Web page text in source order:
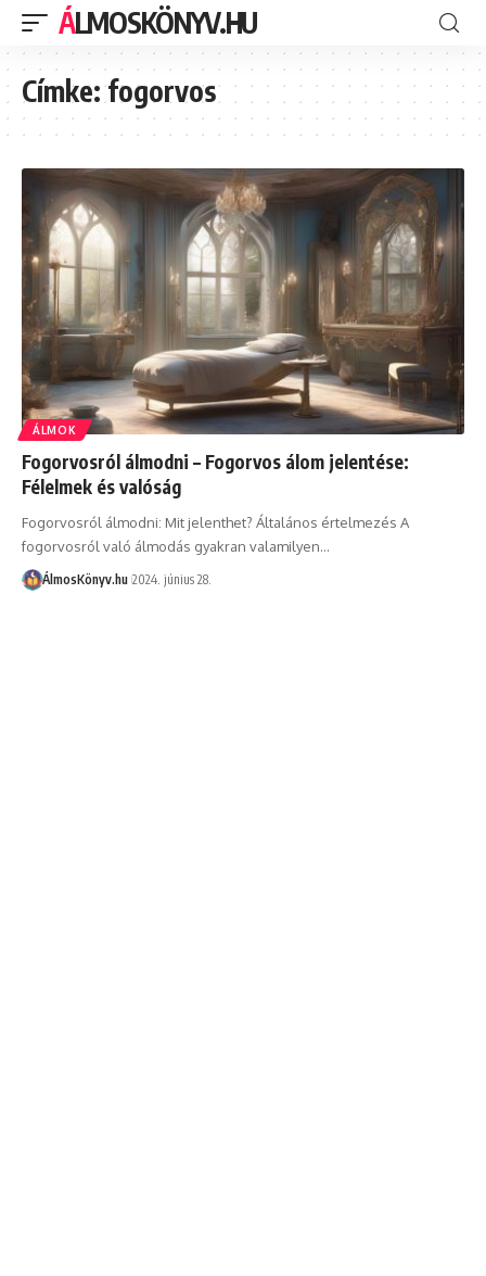
ÁLMOSKÖNYV.HU
Címke:fogorvos
ÁLMOK
Fogorvosról álmodni – Fogorvos álom jelentése:
Félelmek és valóság
Fogorvosról álmodni: Mit jelenthet? Általános értelmezés A
fogorvosról való álmodás gyakran valamilyen…
ÁlmosKönyv.hu 2024. június 28.